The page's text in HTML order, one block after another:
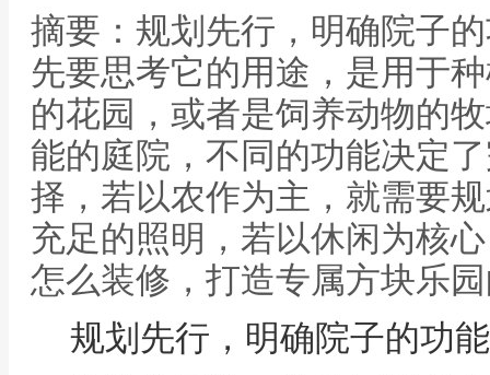
摘要：规划先行，明确院子
先要思考它的用途，是用于
的花园，或者是饲养动物的
能的庭院，不同的功能决定
择，若以农作为主，就需要
充足的照明，若以休闲为核
怎么装修，打造专属方块乐
规划先行，明确院子的功